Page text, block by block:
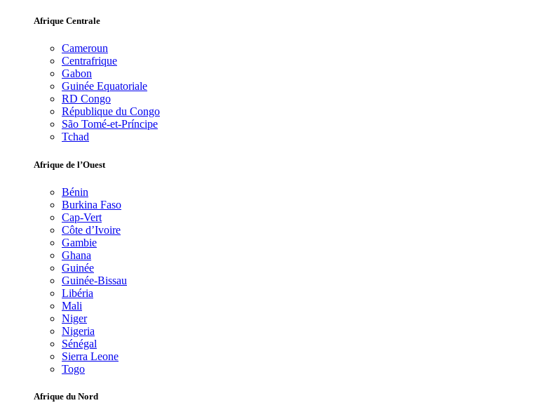
Afrique Centrale
Cameroun
Centrafrique
Gabon
Guinée Equatoriale
RD Congo
République du Congo
São Tomé-et-Príncipe
Tchad
Afrique de l’Ouest
Bénin
Burkina Faso
Cap-Vert
Côte d’Ivoire
Gambie
Ghana
Guinée
Guinée-Bissau
Libéria
Mali
Niger
Nigeria
Sénégal
Sierra Leone
Togo
Afrique du Nord